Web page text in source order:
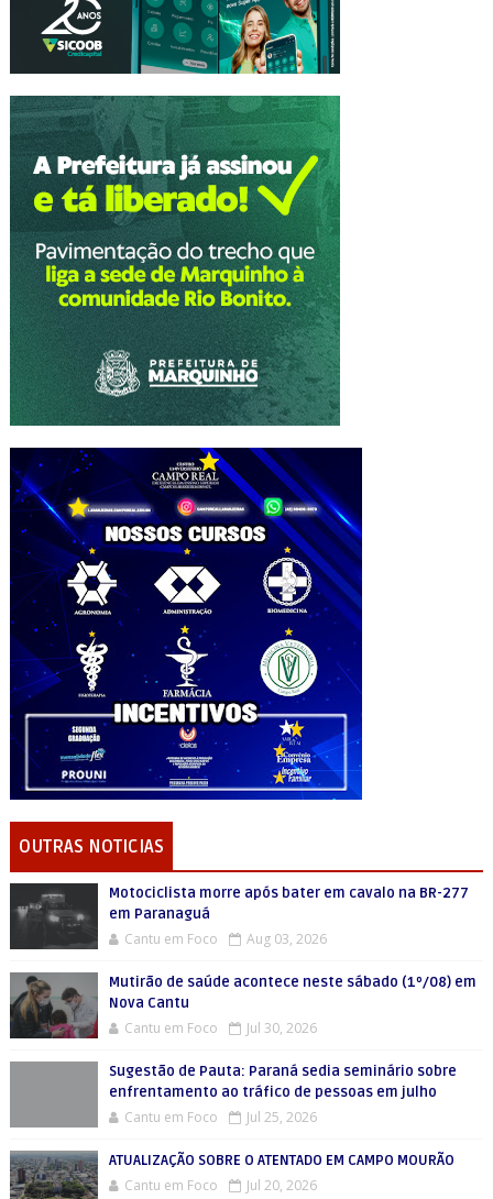
OUTRAS NOTICIAS
Motociclista morre após bater em cavalo na BR-277
em Paranaguá
Cantu em Foco Aug 03, 2026
Mutirão de saúde acontece neste sábado (1º/08) em
Nova Cantu
Cantu em Foco Jul 30, 2026
Sugestão de Pauta: Paraná sedia seminário sobre
enfrentamento ao tráfico de pessoas em julho
Cantu em Foco Jul 25, 2026
ATUALIZAÇÃO SOBRE O ATENTADO EM CAMPO MOURÃO
Cantu em Foco Jul 20, 2026